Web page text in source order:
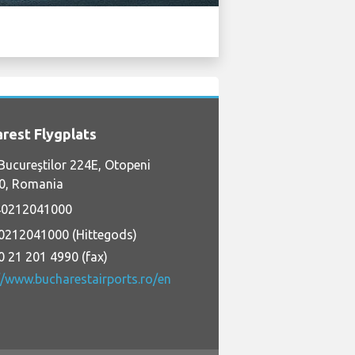
Flygplats
224E, Otopeni
Romania
(Hittegods)
21 201 4990 (fax)
www.bucharestairports.ro/en